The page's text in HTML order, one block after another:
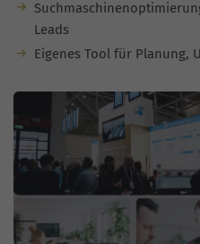
Leads
Eigenes Tool für Planung,